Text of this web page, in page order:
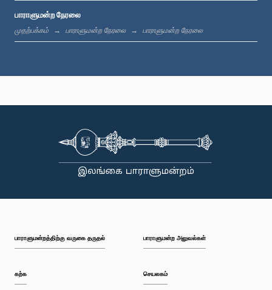
பி.ப. 1:19 - பி.ப. 1:31
பி.ப. 1:38 - பி.ப. 1:49
பி.ப. 1:49 - பி.ப. 1:56
பாராளுமன்ற நேரலை
முதற்பக்கம் பாராளுமன்ற நேரலை பாராளுமன்ற நேரலை
பாராளுமன்றத்திற்கு வருகை தருதல்
கற்க
பாராளுமன்ற அலுவல்கள்
செயலகம்